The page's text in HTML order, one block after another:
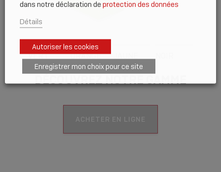
VERT ORANGE
DÉCOUVREZ NOTRE GAMME
ACHETER EN LIGNE
dans notre déclaration de protection des données
Détails
Autoriser les cookies
Enregistrer mon choix pour ce site